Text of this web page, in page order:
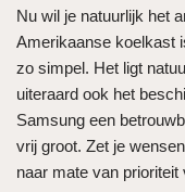
Nu wil je natuurlijk het
Amerikaanse koelkast
zo simpel. Het ligt
uiteraard ook het
Samsung een
vrij groot. Zet je
naar mate van